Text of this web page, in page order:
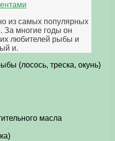
из самых популярных
За многие годы он
любителей рыбы и
и.
(лосось, треска, окунь)
масла